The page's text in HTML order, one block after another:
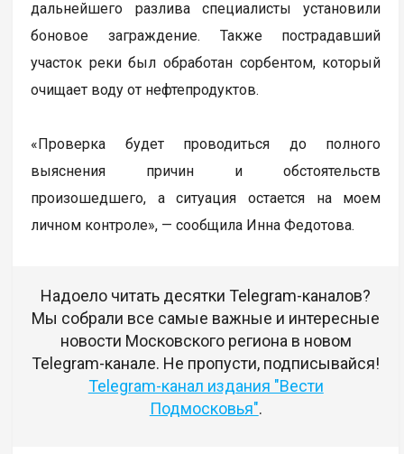
дальнейшего разлива специалисты установили
боновое заграждение. Также пострадавший
участок реки был обработан сорбентом, который
очищает воду от нефтепродуктов.
«Проверка будет проводиться до полного
выяснения причин и обстоятельств
произошедшего, а ситуация остается на моем
личном контроле», — сообщила Инна Федотова.
Надоело читать десятки Telegram-каналов?
Мы собрали все самые важные и интересные
новости Московского региона в новом
Telegram-канале. Не пропусти, подписывайся!
Telegram-канал издания "Вести
Подмосковья".